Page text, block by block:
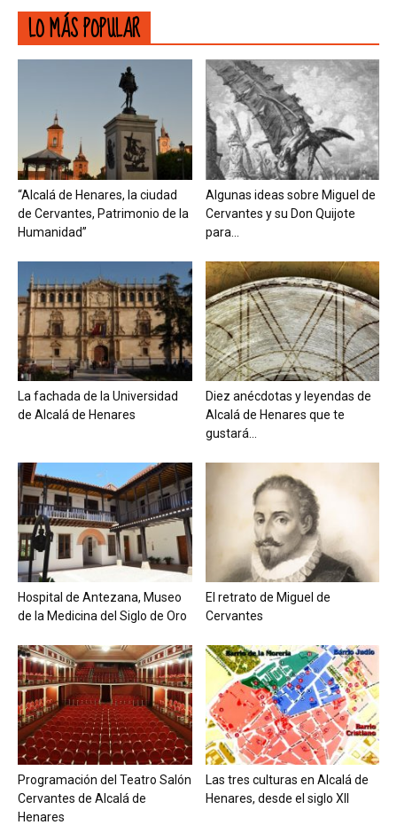
LO MÁS POPULAR
“Alcalá de Henares, la ciudad
de Cervantes, Patrimonio de la
Humanidad”
Algunas ideas sobre Miguel de
Cervantes y su Don Quijote
para...
La fachada de la Universidad
de Alcalá de Henares
Diez anécdotas y leyendas de
Alcalá de Henares que te
gustará...
Hospital de Antezana, Museo
de la Medicina del Siglo de Oro
El retrato de Miguel de
Cervantes
Programación del Teatro Salón
Cervantes de Alcalá de
Henares
Las tres culturas en Alcalá de
Henares, desde el siglo XII